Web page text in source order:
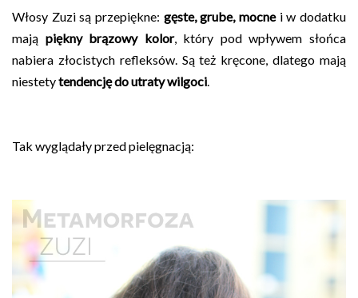
Włosy Zuzi są przepiękne: gęste, grube, mocne i w dodatku
mają piękny brązowy kolor, który pod wpływem słońca
nabiera złocistych refleksów. Są też kręcone, dlatego mają
niestetytendencję do utraty wilgoci.
Tak wyglądały przed pielęgnacją: